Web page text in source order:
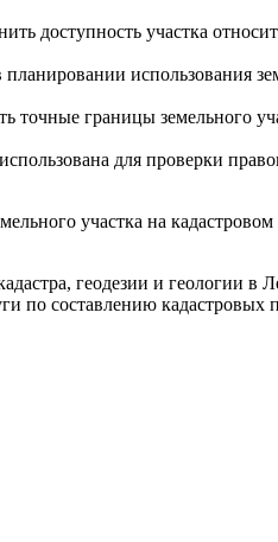
доступность участка
использования
точные границы земельного
для проверки
участка на
геодезии и геологии в
по составлению